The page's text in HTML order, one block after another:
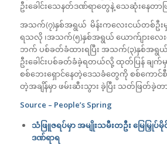
ဦးခေါင်းသေနတ်ဒဏ်ရာတွေနဲ့ သေဆုံးနေတာ
အသက်(၇)နှစ်အရွယ် မိန်းကလေးငယ်တစ်ဦးမှာ
ရသလို ၊အသက်(၅)နှစ်အရွယ် ယောက်ျားလေ
ဘက် ပစ်ခတ်ခံထားရပြီး အသက်(၃)နှစ်အရွယ်
ဦးခေါင်းပစ်ခတ်ခံခဲ့ရတယ်လို့ ထုတ်ပြန် ချက်မှ
စစ်ဘေးရှောင်နေတဲ့ဒေသခံတွေကို စစ်ကောင်
တဲ့အချိန်မှာ ဖမ်းဆီးသွား ခဲ့ပြီး သတ်ဖြတ်ခဲ့တ
Source – People’s Spring
သံဖြူဇရပ်မှာ အမျိုးသမီးတဦး မြေမြှုပ်မို
ဒဏ်ရာရ